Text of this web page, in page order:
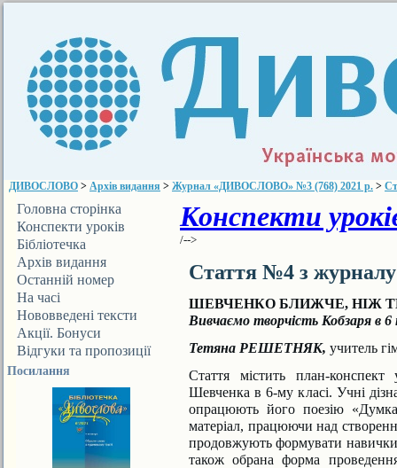
ДИВОСЛОВО > Архів видання > Журнал «ДИВОСЛОВО» №3 (768) 2021 р. >
Головна сторінка
Конспекти уроків
Бібліотечка
ДИВОСЛОВА
Архів видання
Останній номер
На часі
Нововведені тексти
Акції. Бонуси
Відгуки та пропозиції
Посилання
Конспекти
/-->
Стаття №4 з
ШЕВЧЕНКО БЛИЖЧЕ, НІЖ
Вивчаємо творчість Кобзаря в 6
Тетяна РЕШЕТНЯК, учитель
Стаття містить план-конспект
Шевченка в 6-му класі. Учні
опрацюють його поезію
матеріал, працюючи над
продовжують формувати навички
також обрана форма